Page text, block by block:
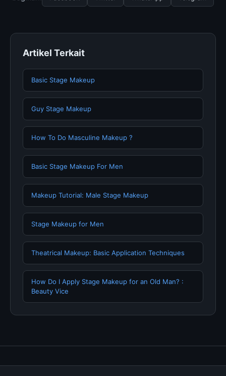
memperbarui konten dengan informasi terkini dan
Artikel Terkait
Basic Stage Makeup
Guy Stage Makeup
How To Do Masculine Makeup ?
Basic Stage Makeup For Men
Makeup Tutorial: Male Stage Makeup
Stage Makeup for Men
Theatrical Makeup: Basic Application Techniques
How Do I Apply Stage Makeup for an Old Man? :
Beauty Vice